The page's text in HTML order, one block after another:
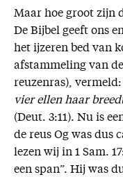
Maar hoe groot zijn
De Bijbel geeft ons
het ijzeren bed van
afstammeling van
reuzenras), vermeld:
vier ellen haar
(Deut. 3:11). Nu is
de reus Og was dus
lezen wij in 1 Sam.
een span”. Hij was